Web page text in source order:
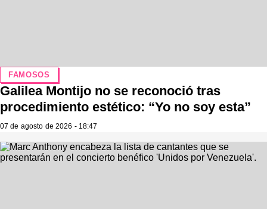
FAMOSOS
Galilea Montijo no se reconoció tras
procedimiento estético: “Yo no soy esta”
07 de agosto de 2026 - 18:47